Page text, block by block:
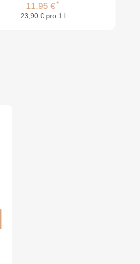
11,95 €*
23,90 € pro 1 l